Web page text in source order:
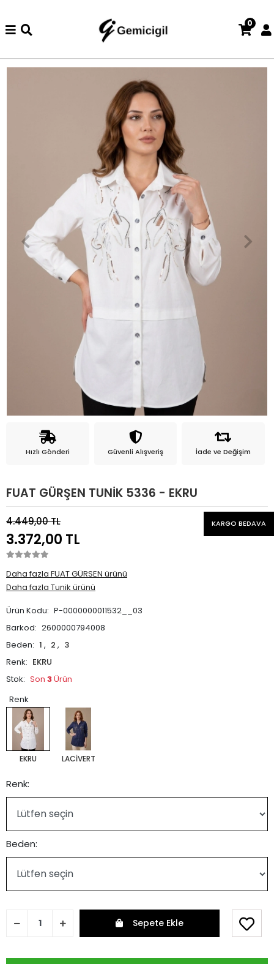
iade ve değişim işlemi yoktur.
0
Hızlı Gönderi Güvenli Alışveriş İade ve Değişim
FUAT GÜRŞEN TUNİK 5336 - EKRU
4.449,00 TL
3.372,00 TL
KARGO BEDAVA
Daha fazla FUAT GÜRSEN ürünü
Daha fazla Tunik ürünü
Ürün Kodu: P-0000000011532__03
Barkod: 2600000794008
Beden: 1 , 2 , 3
Renk: EKRU
Stok: Son 3Ürün
Renk
EKRU LACİVERT
Renk:
Beden:
Sepete Ekle